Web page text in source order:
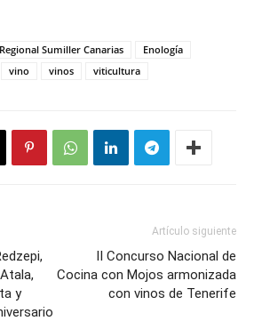
Sumiller Canarias
Enología
vino vinos viticultura
y
Artículo siguiente
II Concurso Nacional de
Cocina con Mojos armonizada
con vinos de Tenerife